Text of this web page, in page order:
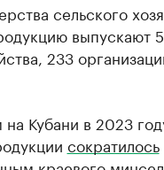
сельского
выпускают
233
Кубани в 2023
сократилось